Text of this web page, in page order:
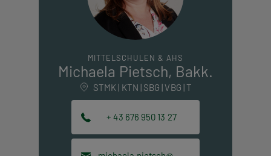
MITTELSCHULEN & AHS
Michaela Pietsch, Bakk.
STMK | KTN | SBG | VBG | T
+ 43 676 950 13 27